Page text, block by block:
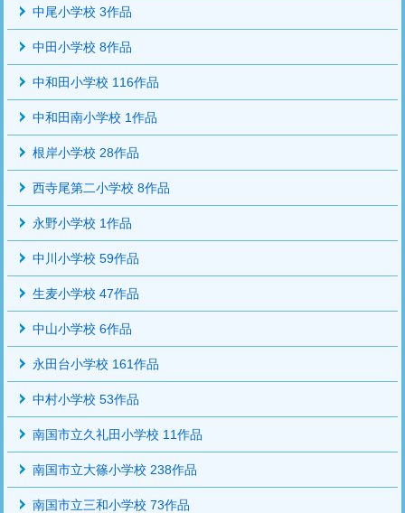
中尾小学校 3作品
中田小学校 8作品
中和田小学校 116作品
中和田南小学校 1作品
根岸小学校 28作品
西寺尾第二小学校 8作品
永野小学校 1作品
中川小学校 59作品
生麦小学校 47作品
中山小学校 6作品
永田台小学校 161作品
中村小学校 53作品
南国市立久礼田小学校 11作品
南国市立大篠小学校 238作品
南国市立三和小学校 73作品